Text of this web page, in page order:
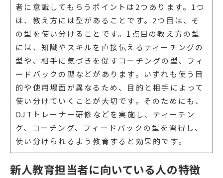
者に意識してもらうポイントは2つあります。1つ
は、教え方には型があることです。2つ目は、そ
の型を使い分けることです。1点目の教え方の型
には、知識やスキルを直接伝えるティーチングの
型や、相手に気づきを促すコーチングの型、フィ
ードバックの型などがあります。いずれも使う目
的や使用場面が異なるため、目的と相手によって
使い分けていくことが大切です。そのためにも、
OJTトレーナー研修などを実施し、ティーチン
グ、コーチング、フィードバックの型を習得し、
使い分けられるよう教育すると効果的です。
新人教育担当者に向いている人の特徴